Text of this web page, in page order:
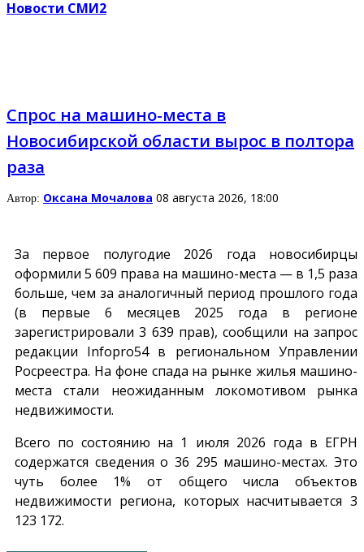
Новости СМИ2
Спрос на машино-места в
Новосибирской области вырос в полтора
раза
Автор: Оксана Мочалова 08 августа 2026, 18:00
За первое полугодие 2026 года новосибирцы
оформили 5 609 права на машино-места — в 1,5 раза
больше, чем за аналогичный период прошлого года
(в первые 6 месяцев 2025 года в регионе
зарегистрировали 3 639 прав), сообщили на запрос
редакции Infopro54в региональном Управлении
Росреестра. На фоне спада на рынке жилья машино-
места стали неожиданным локомотивом рынка
недвижимости.
Всего по состоянию на 1 июля 2026 года в ЕГРН
содержатся сведения о 36 295 машино-местах. Это
чуть более 1% от общего числа объектов
недвижимости региона, которых насчитывается 3
123 172.